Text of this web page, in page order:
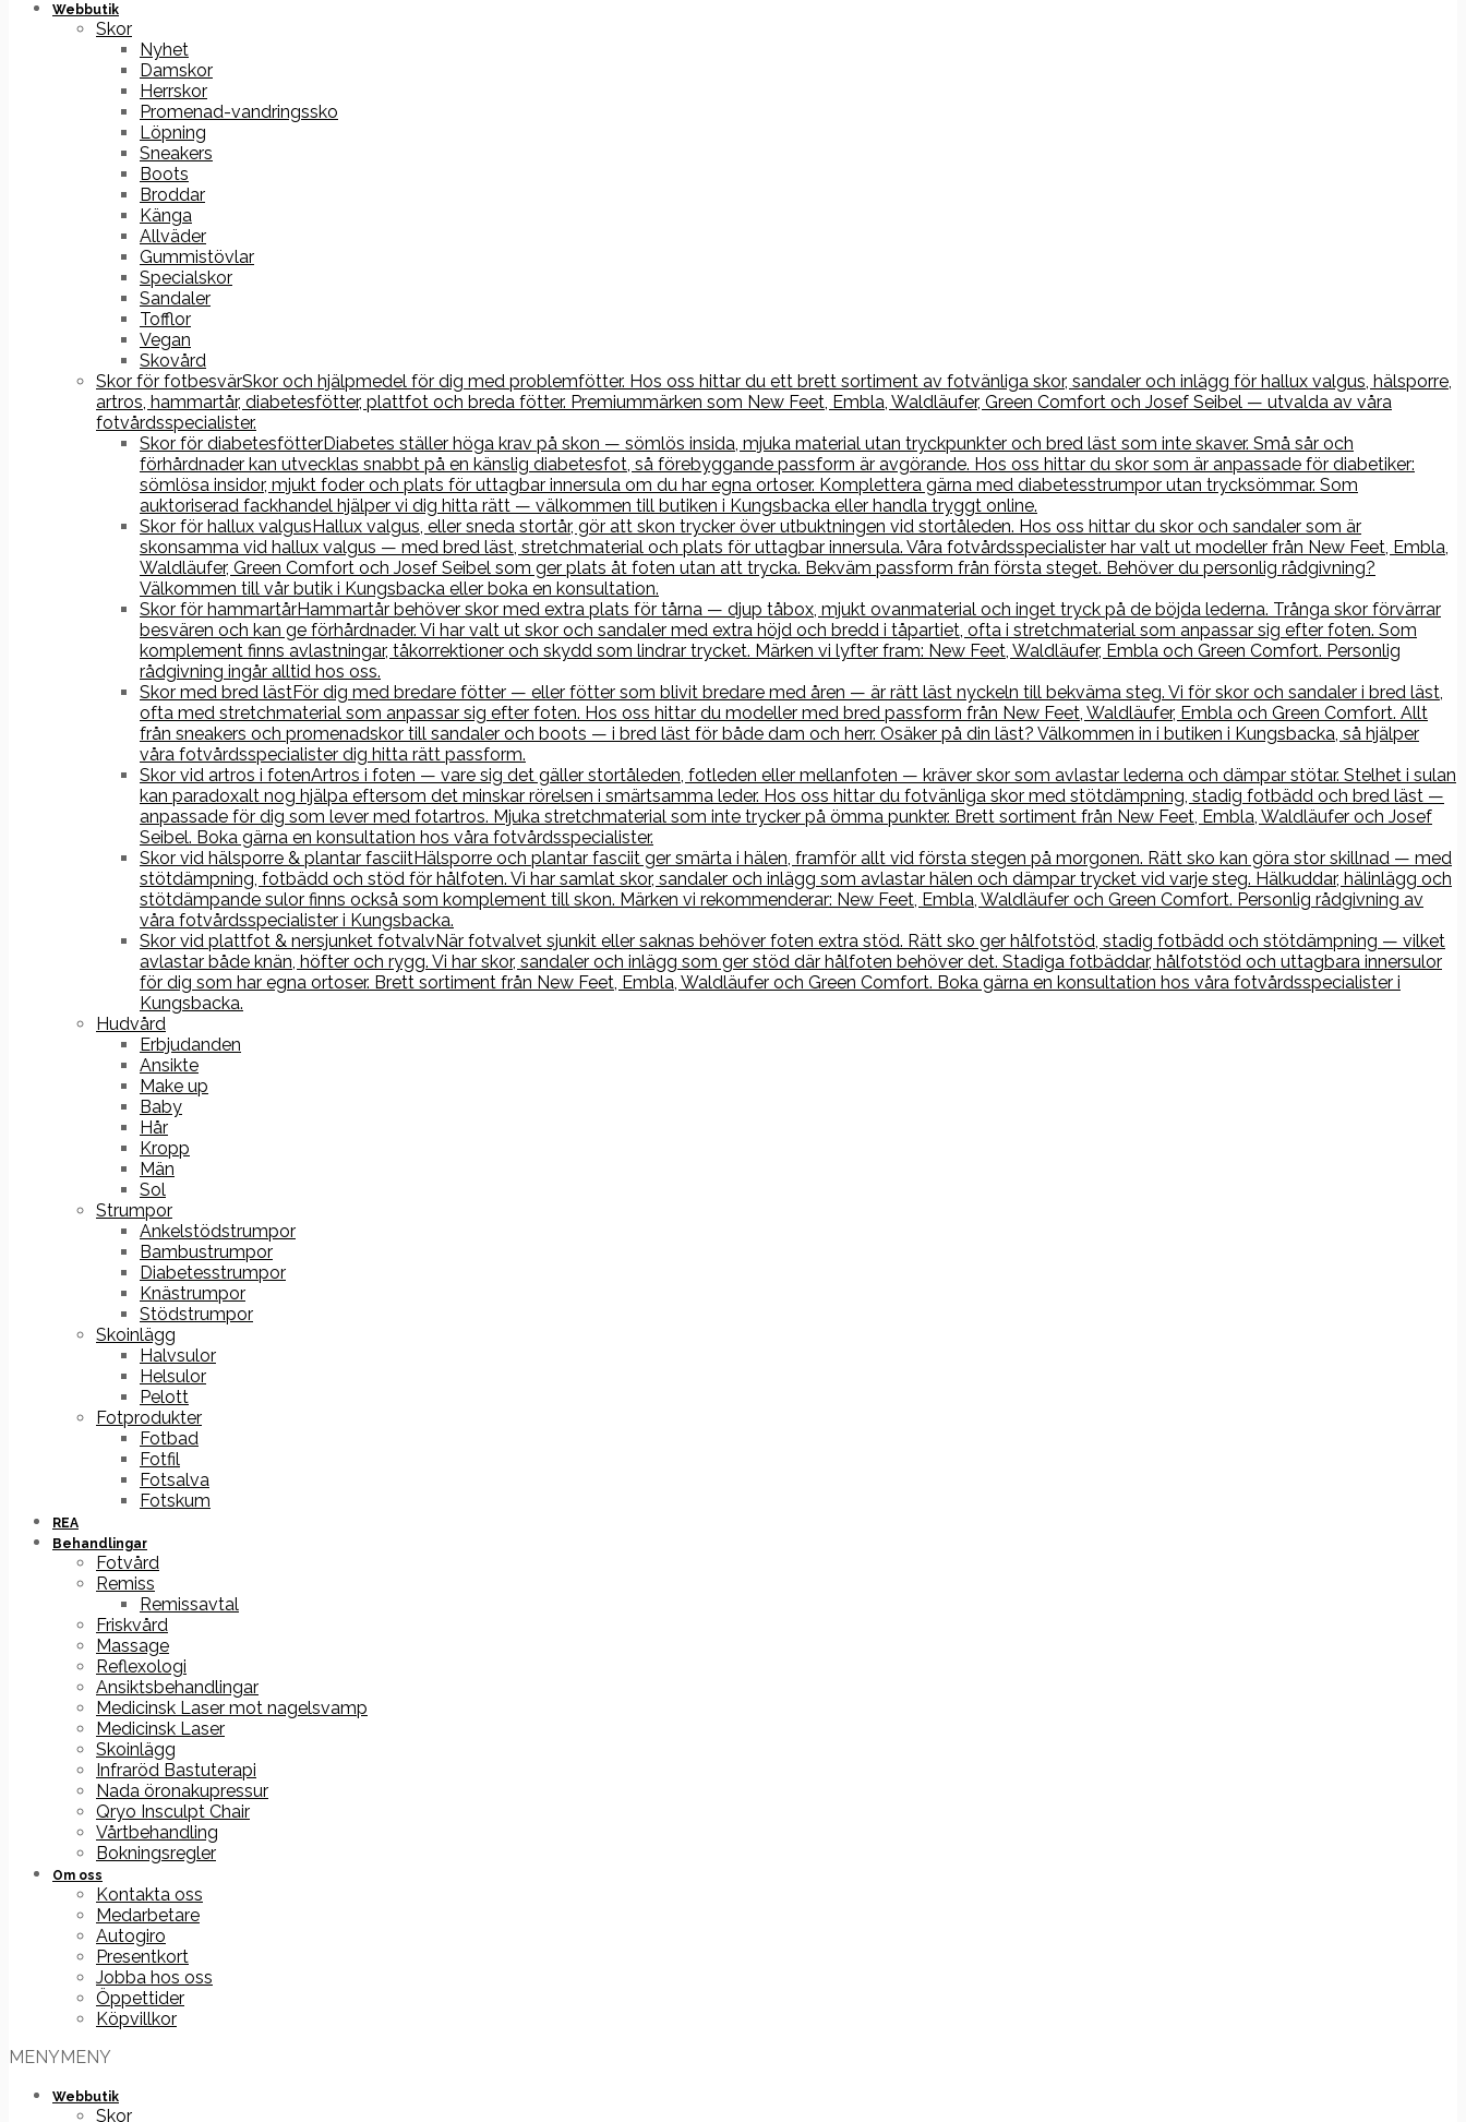
Webbutik
Skor
Nyhet
Damskor
Herrskor
Promenad-vandringssko
Löpning
Sneakers
Boots
Broddar
Känga
Allväder
Gummistövlar
Specialskor
Sandaler
Tofflor
Vegan
Skovård
Skor för fotbesvärSkor och hjälpmedel för dig med problemfötter. Hos oss hittar du ett brett sortiment av fotvänliga skor, sandaler och inlägg för hallux valgus, hälsporre,
artros, hammartår, diabetesfötter, plattfot och breda fötter. Premiummärken som New Feet, Embla, Waldläufer, Green Comfort och Josef Seibel — utvalda av våra
fotvårdsspecialister.
Skor för diabetesfötterDiabetes ställer höga krav på skon — sömlös insida, mjuka material utan tryckpunkter och bred läst som inte skaver. Små sår och
förhårdnader kan utvecklas snabbt på en känslig diabetesfot, så förebyggande passform är avgörande. Hos oss hittar du skor som är anpassade för diabetiker:
sömlösa insidor, mjukt foder och plats för uttagbar innersula om du har egna ortoser. Komplettera gärna med diabetesstrumpor utan trycksömmar. Som
auktoriserad fackhandel hjälper vi dig hitta rätt — välkommen till butiken i Kungsbacka eller handla tryggt online.
Skor för hallux valgusHallux valgus, eller sneda stortår, gör att skon trycker över utbuktningen vid stortåleden. Hos oss hittar du skor och sandaler som är
skonsamma vid hallux valgus — med bred läst, stretchmaterial och plats för uttagbar innersula. Våra fotvårdsspecialister har valt ut modeller från New Feet, Embla,
Waldläufer, Green Comfort och Josef Seibel som ger plats åt foten utan att trycka. Bekväm passform från första steget. Behöver du personlig rådgivning?
Välkommen till vår butik i Kungsbacka eller boka en konsultation.
Skor för hammartårHammartår behöver skor med extra plats för tårna — djup tåbox, mjukt ovanmaterial och inget tryck på de böjda lederna. Trånga skor förvärrar
besvären och kan ge förhårdnader. Vi har valt ut skor och sandaler med extra höjd och bredd i tåpartiet, ofta i stretchmaterial som anpassar sig efter foten. Som
komplement finns avlastningar, tåkorrektioner och skydd som lindrar trycket. Märken vi lyfter fram: New Feet, Waldläufer, Embla och Green Comfort. Personlig
rådgivning ingår alltid hos oss.
Skor med bred lästFör dig med bredare fötter — eller fötter som blivit bredare med åren — är rätt läst nyckeln till bekväma steg. Vi för skor och sandaler i bred läst,
ofta med stretchmaterial som anpassar sig efter foten. Hos oss hittar du modeller med bred passform från New Feet, Waldläufer, Embla och Green Comfort. Allt
från sneakers och promenadskor till sandaler och boots — i bred läst för både dam och herr. Osäker på din läst? Välkommen in i butiken i Kungsbacka, så hjälper
våra fotvårdsspecialister dig hitta rätt passform.
Skor vid artros i fotenArtros i foten — vare sig det gäller stortåleden, fotleden eller mellanfoten — kräver skor som avlastar lederna och dämpar stötar. Stelhet i sulan
kan paradoxalt nog hjälpa eftersom det minskar rörelsen i smärtsamma leder. Hos oss hittar du fotvänliga skor med stötdämpning, stadig fotbädd och bred läst —
anpassade för dig som lever med fotartros. Mjuka stretchmaterial som inte trycker på ömma punkter. Brett sortiment från New Feet, Embla, Waldläufer och Josef
Seibel. Boka gärna en konsultation hos våra fotvårdsspecialister.
Skor vid hälsporre & plantar fasciitHälsporre och plantar fasciit ger smärta i hälen, framför allt vid första stegen på morgonen. Rätt sko kan göra stor skillnad — med
stötdämpning, fotbädd och stöd för hålfoten. Vi har samlat skor, sandaler och inlägg som avlastar hälen och dämpar trycket vid varje steg. Hälkuddar, hälinlägg och
stötdämpande sulor finns också som komplement till skon. Märken vi rekommenderar: New Feet, Embla, Waldläufer och Green Comfort. Personlig rådgivning av
våra fotvårdsspecialister i Kungsbacka.
Skor vid plattfot & nersjunket fotvalvNär fotvalvet sjunkit eller saknas behöver foten extra stöd. Rätt sko ger hålfotstöd, stadig fotbädd och stötdämpning — vilket
avlastar både knän, höfter och rygg. Vi har skor, sandaler och inlägg som ger stöd där hålfoten behöver det. Stadiga fotbäddar, hålfotstöd och uttagbara innersulor
för dig som har egna ortoser. Brett sortiment från New Feet, Embla, Waldläufer och Green Comfort. Boka gärna en konsultation hos våra fotvårdsspecialister i
Kungsbacka.
Hudvård
Erbjudanden
Ansikte
Make up
Baby
Hår
Kropp
Män
Sol
Strumpor
Ankelstödstrumpor
Bambustrumpor
Diabetesstrumpor
Knästrumpor
Stödstrumpor
Skoinlägg
Halvsulor
Helsulor
Pelott
Fotprodukter
Fotbad
Fotfil
Fotsalva
Fotskum
REA
Behandlingar
Fotvård
Remiss
Remissavtal
Friskvård
Massage
Reflexologi
Ansiktsbehandlingar
Medicinsk Laser mot nagelsvamp
Medicinsk Laser
Skoinlägg
Infraröd Bastuterapi
Nada öronakupressur
Qryo Insculpt Chair
Vårtbehandling
Bokningsregler
Om oss
Kontakta oss
Medarbetare
Autogiro
Presentkort
Jobba hos oss
Öppettider
Köpvillkor
MENYMENY
Webbutik
Skor